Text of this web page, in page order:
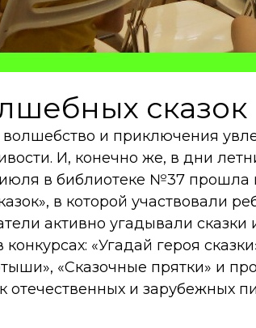
сказок
волшебство и приключения
И, конечно же, в дни
июля в библиотеке №37 прошла
в которой участвовали
активно угадывали сказки
«Угадай героя
«Сказочные прятки» и
отечественных и зарубежных